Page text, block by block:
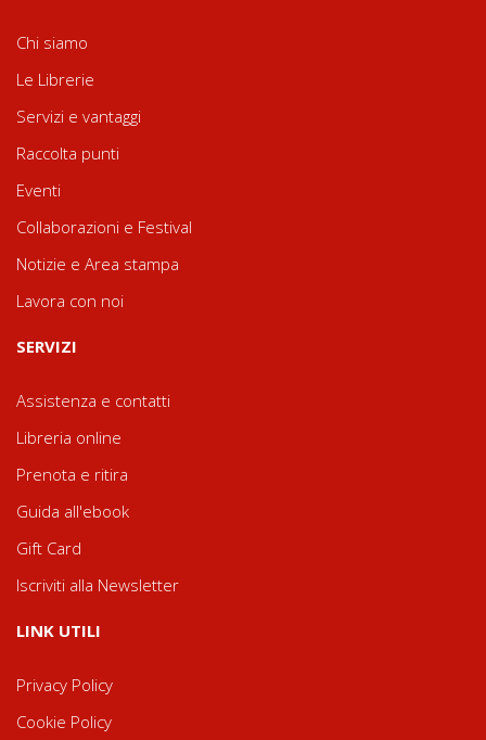
Chi siamo
Le Librerie
Servizi e vantaggi
Raccolta punti
Eventi
Collaborazioni e Festival
Notizie e Area stampa
Lavora con noi
SERVIZI
Assistenza e contatti
Libreria online
Prenota e ritira
Guida all'ebook
Gift Card
Iscriviti alla Newsletter
LINK UTILI
Privacy Policy
Cookie Policy